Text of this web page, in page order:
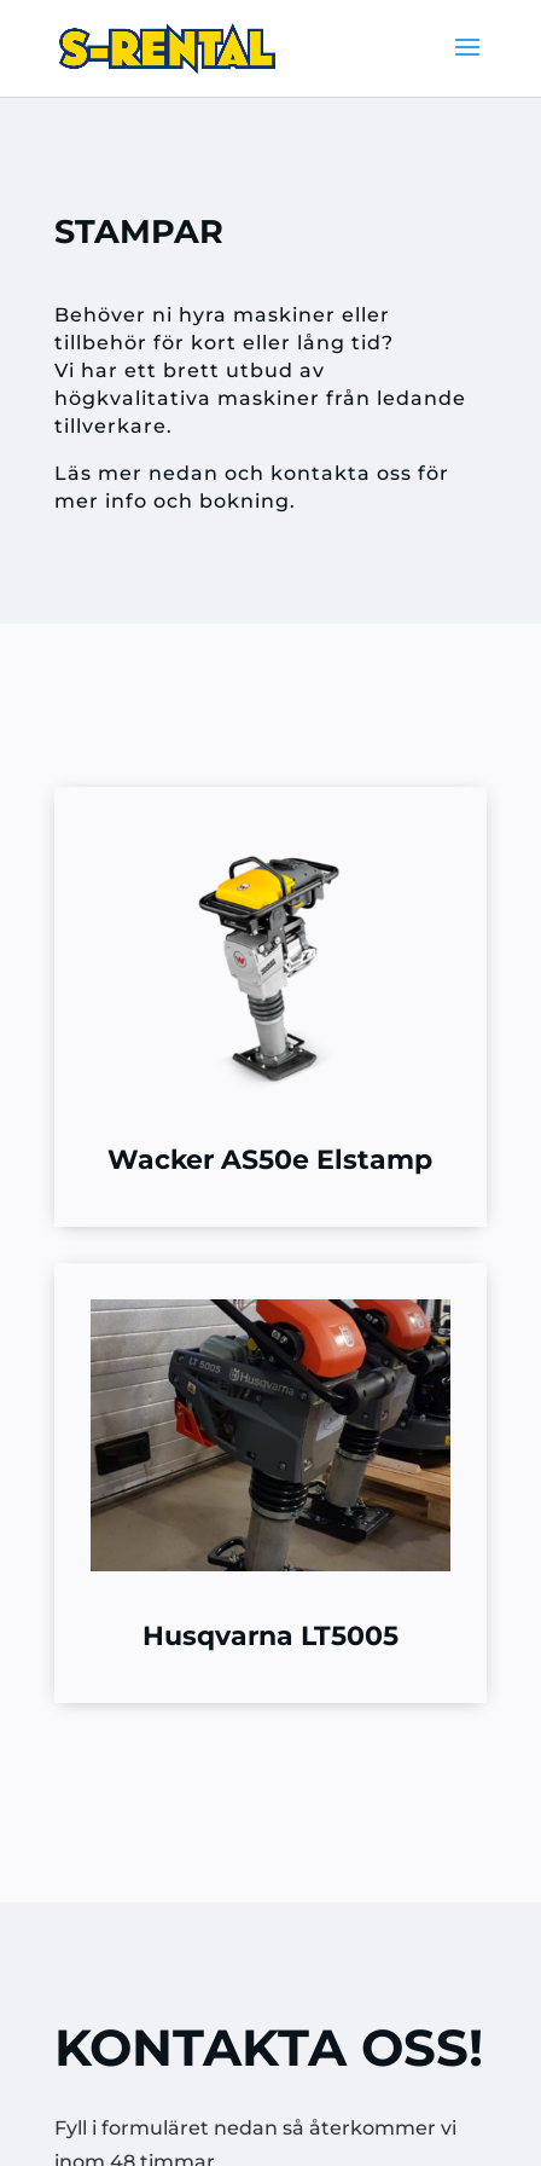
STAMPAR
Behöver ni hyra maskiner eller
tillbehör för kort eller lång tid?
Vi har ett brett utbud av
högkvalitativa maskiner från ledande
tillverkare.
Läs mer nedan och kontakta oss för
mer info och bokning.
Wacker AS50e Elstamp
Husqvarna LT5005
KONTAKTA OSS!
Fyll i formuläret nedan så återkommer vi